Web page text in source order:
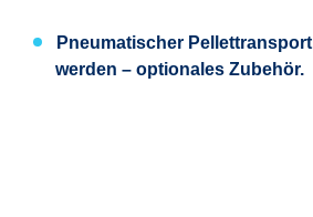
Pneumatischer Pellettransport
werden – optionales Zubehör.